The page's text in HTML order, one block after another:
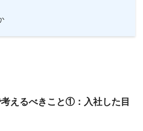
えるべきこと①：入社した目